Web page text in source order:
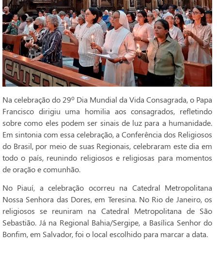
Na celebração do 29º Dia Mundial da Vida Consagrada, o Papa
Francisco dirigiu uma homilia aos consagrados, refletindo
sobre como eles podem ser sinais de luz para a humanidade.
Em sintonia com essa celebração, a Conferência dos Religiosos
do Brasil, por meio de suas Regionais, celebraram este dia em
todo o país, reunindo religiosos e religiosas para momentos
de oração e comunhão.
No Piauí, a celebração ocorreu na Catedral Metropolitana
Nossa Senhora das Dores, em Teresina. No Rio de Janeiro, os
religiosos se reuniram na Catedral Metropolitana de São
Sebastião. Já na Regional Bahia/Sergipe, a Basílica Senhor do
Bonfim, em Salvador, foi o local escolhido para marcar a data.